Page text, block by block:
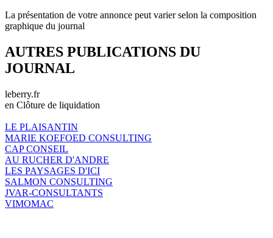
La présentation de votre annonce peut varier selon la composition
graphique du journal
AUTRES PUBLICATIONS DU
JOURNAL
leberry.fr
en Clôture de liquidation
LE PLAISANTIN
MARIE KOEFOED CONSULTING
CAP CONSEIL
AU RUCHER D'ANDRE
LES PAYSAGES D'ICI
SALMON CONSULTING
JVAR-CONSULTANTS
VIMOMAC